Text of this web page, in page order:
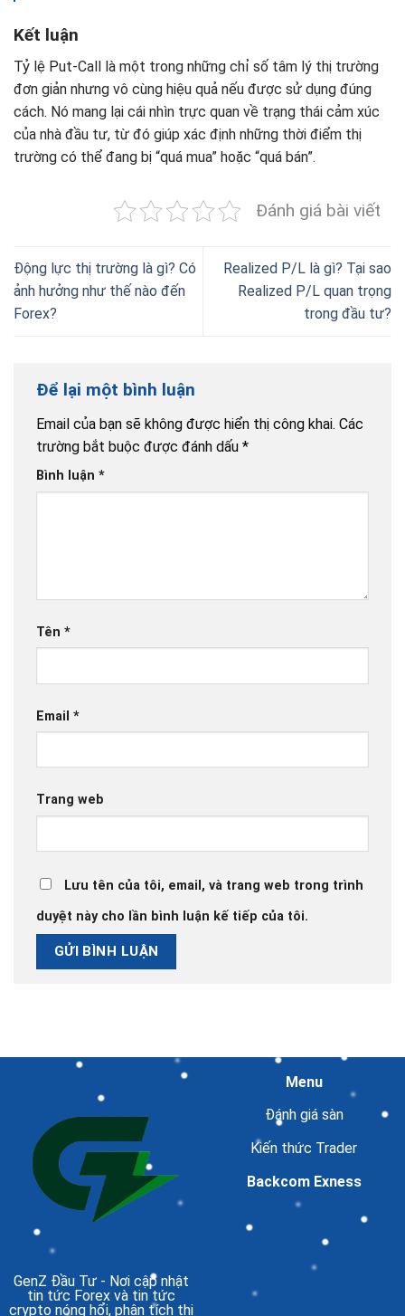
Kết luận
Tỷ lệ Put-Call là một trong những chỉ số tâm lý thị trường
đơn giản nhưng vô cùng hiệu quả nếu được sử dụng đúng
cách. Nó mang lại cái nhìn trực quan về trạng thái cảm xúc
của nhà đầu tư, từ đó giúp xác định những thời điểm thị
trường có thể đang bị “quá mua” hoặc “quá bán”.
Đánh giá bài viết
Động lực thị trường là gì? Có
ảnh hưởng như thế nào đến
Forex?
Realized P/L là gì? Tại sao
Realized P/L quan trọng
trong đầu tư?
Để lại một bình luận
Email của bạn sẽ không được hiển thị công khai. Các
trường bắt buộc được đánh dấu *
Bình luận *
Tên *
Email *
Trang web
Lưu tên của tôi, email, và trang web trong trình
duyệt này cho lần bình luận kế tiếp của tôi.
GenZ Đầu Tư - Nơi cập nhật
tin tức Forex và tin tức
crypto nóng hổi, phân tích thị
Menu
Đánh giá sàn
Kiến thức Trader
Backcom Exness